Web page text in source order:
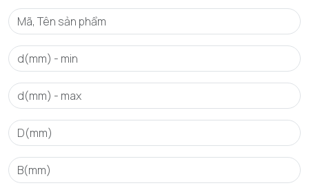
C - Tải trọng động cơ bản danh định 1060 kN
C0 - Tải trọng tĩnh cơ bản danh định 1350 kN
Cu - Giới hạn tải trọng mỏi
e - Trị số giới hạn 0.29
Y1 - Hệ số tải trọng trục thấp hơn
Y2 - Hệ số tải trọng trục trên